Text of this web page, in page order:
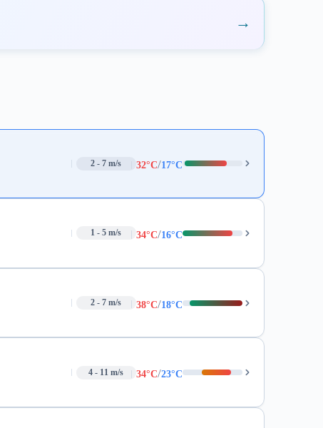
→
2 - 7 m/s 32°C/17°C
1 - 5 m/s 34°C/16°C
2 - 7 m/s 38°C/18°C
4 - 11 m/s 34°C/23°C